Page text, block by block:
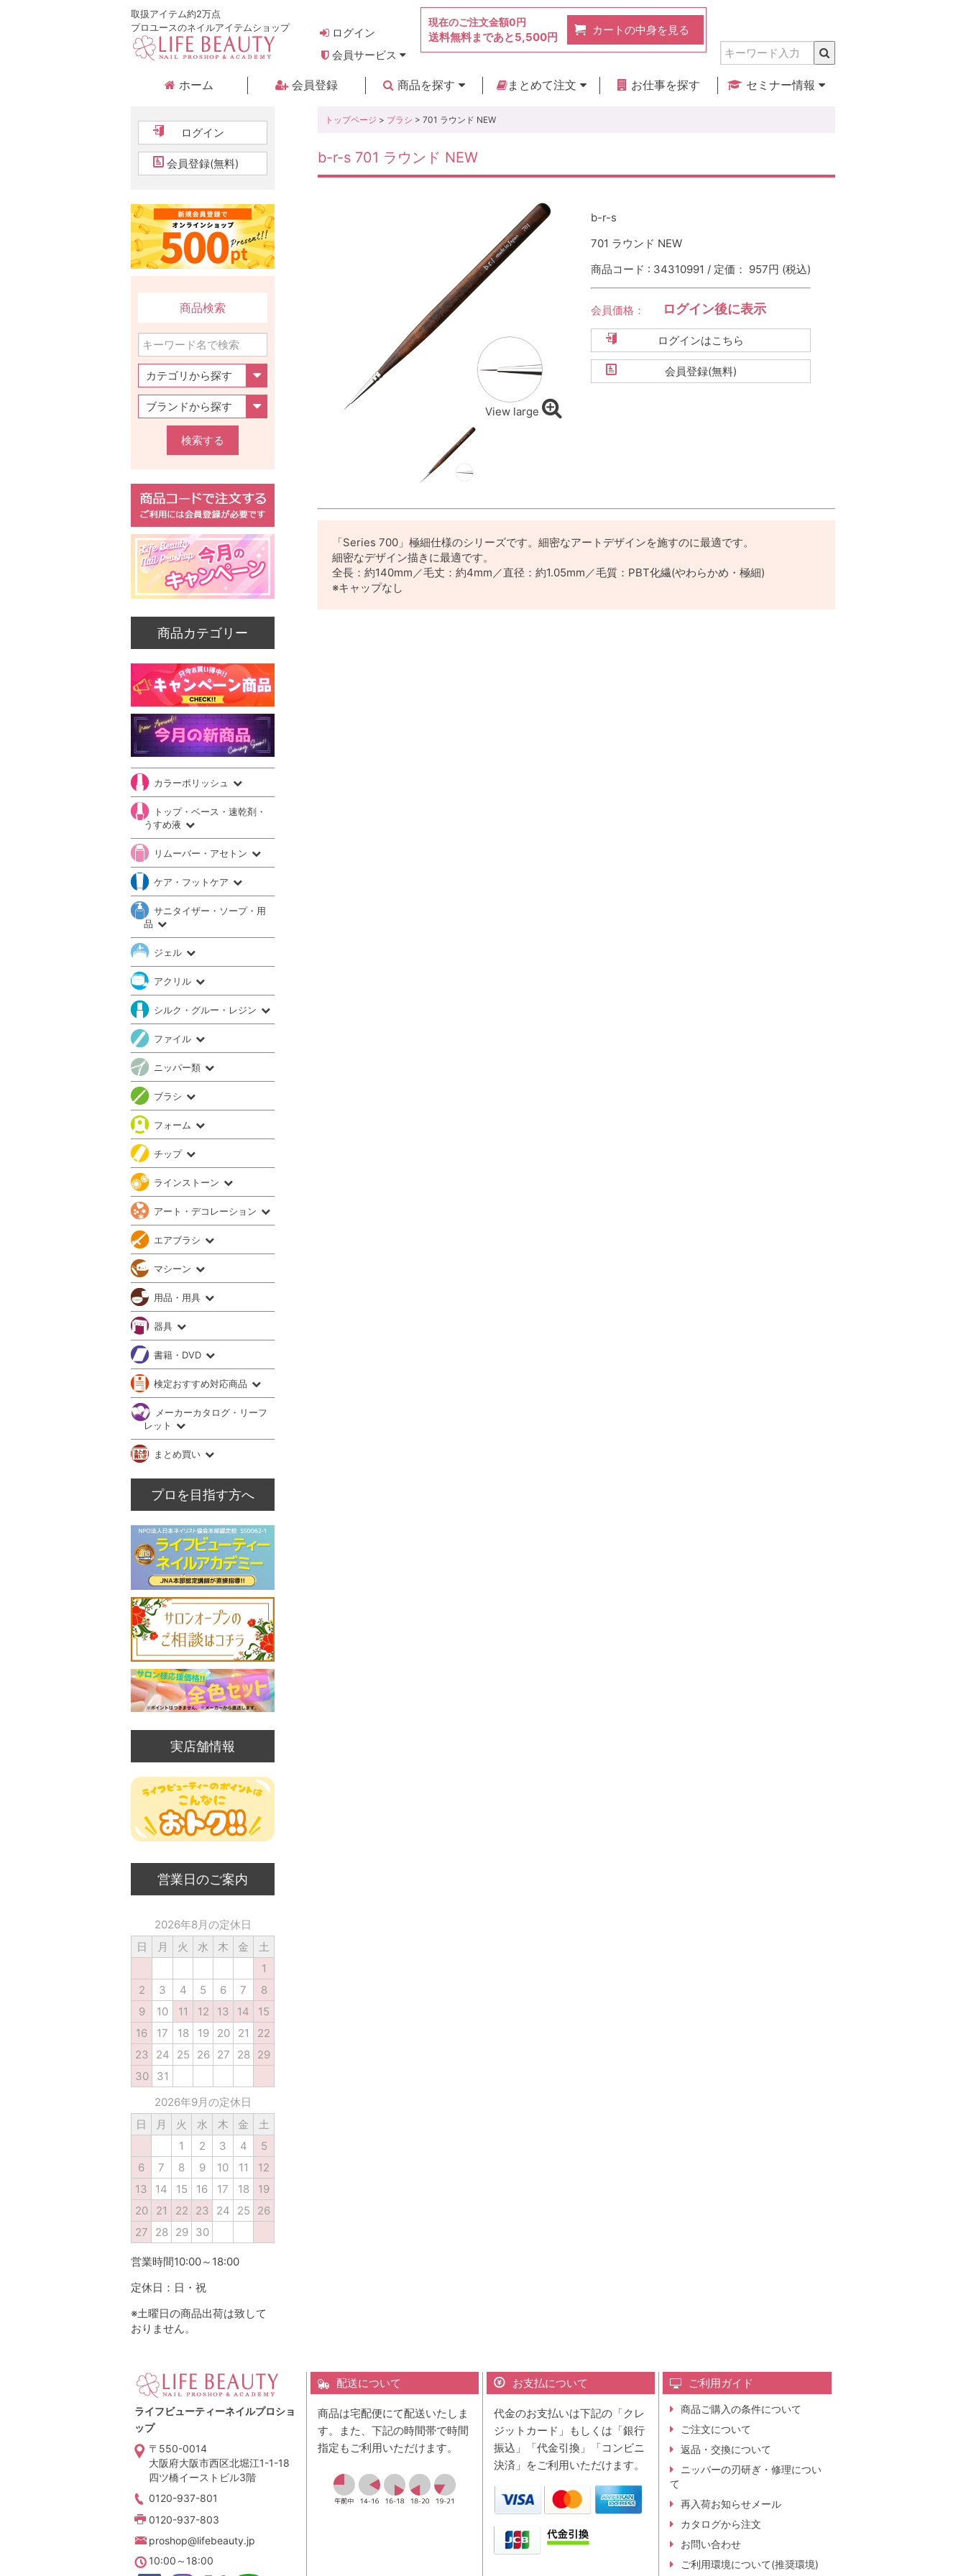
取扱アイテム約2万点
プロユースのネイルアイテムショップ
ログイン
会員サービス
現在のご注文金額0円
送料無料まであと5,500円
カートの中身を見る
ホーム 会員登録
商品を探す
まとめて注文
お仕事を探す
セミナー情報
トップページ > ブラシ > 701 ラウンド NEW
b-r-s 701 ラウンド NEW
View large
b-r-s
701 ラウンド NEW
商品コード : 34310991 / 定価： 957円 (税込)
会員価格： ログイン後に表示
ログインはこちら
会員登録(無料)
「Series 700」極細仕様のシリーズです。細密なアートデザインを施すのに最適です。
細密なデザイン描きに最適です。
全長：約140mm／毛丈：約4mm／直径：約1.05mm／毛質：PBT化繊(やわらかめ・極細)
※キャップなし
ログイン
会員登録(無料)
商品検索
検索する
商品カテゴリー
カラーポリッシュ
トップ・ベース・速乾剤・
うすめ液
リムーバー・アセトン
ケア・フットケア
サニタイザー・ソープ・用
品
ジェル
アクリル
シルク・グルー・レジン
ファイル
ニッパー類
ブラシ
フォーム
チップ
ラインストーン
アート・デコレーション
エアブラシ
マシーン
用品・用具
器具
書籍・DVD
検定おすすめ対応商品
メーカーカタログ・リーフ
レット
まとめ買い
プロを目指す方へ
実店舗情報
営業日のご案内
2026年8月の定休日
日
月 火 水 木 金
土
1
2
3 4 5 6 7
8
9
10 11 12 13 14
15
16
17 18 19 20 21
22
23
24 25 26 27 28
29
30
31
2026年9月の定休日
日
月 火 水 木 金
土
1
2 3 4
5
6
7 8 9 10 11
12
13
14 15 16 17 18
19
20
21 22 23 24 25
26
27
28 29 30
営業時間10:00～18:00
定休日：日・祝
※土曜日の商品出荷は致して
おりません。
ライフビューティーネイルプロショ
ップ
〒550-0014
大阪府大阪市西区北堀江1-1-18
四ツ橋イーストビル3階
0120-937-801
0120-937-803
proshop@lifebeauty.jp
10:00～18:00
配送について
商品は宅配便にて配送いたしま
す。また、下記の時間帯で時間
指定もご利用いただけます。
お支払について
代金のお支払いは下記の「クレ
ジットカード」もしくは「銀行
振込」「代金引換」「コンビニ
決済」をご利用いただけます。
ご利用ガイド
商品ご購入の条件について
ご注文について
返品・交換について
ニッパーの刃研ぎ・修理につい
て
再入荷お知らせメール
カタログから注文
お問い合わせ
ご利用環境について(推奨環境)